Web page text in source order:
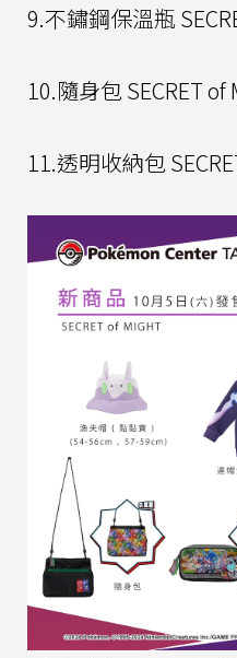
9.不鏽鋼保溫瓶
10.隨身包 SECRET
11.透明收納包